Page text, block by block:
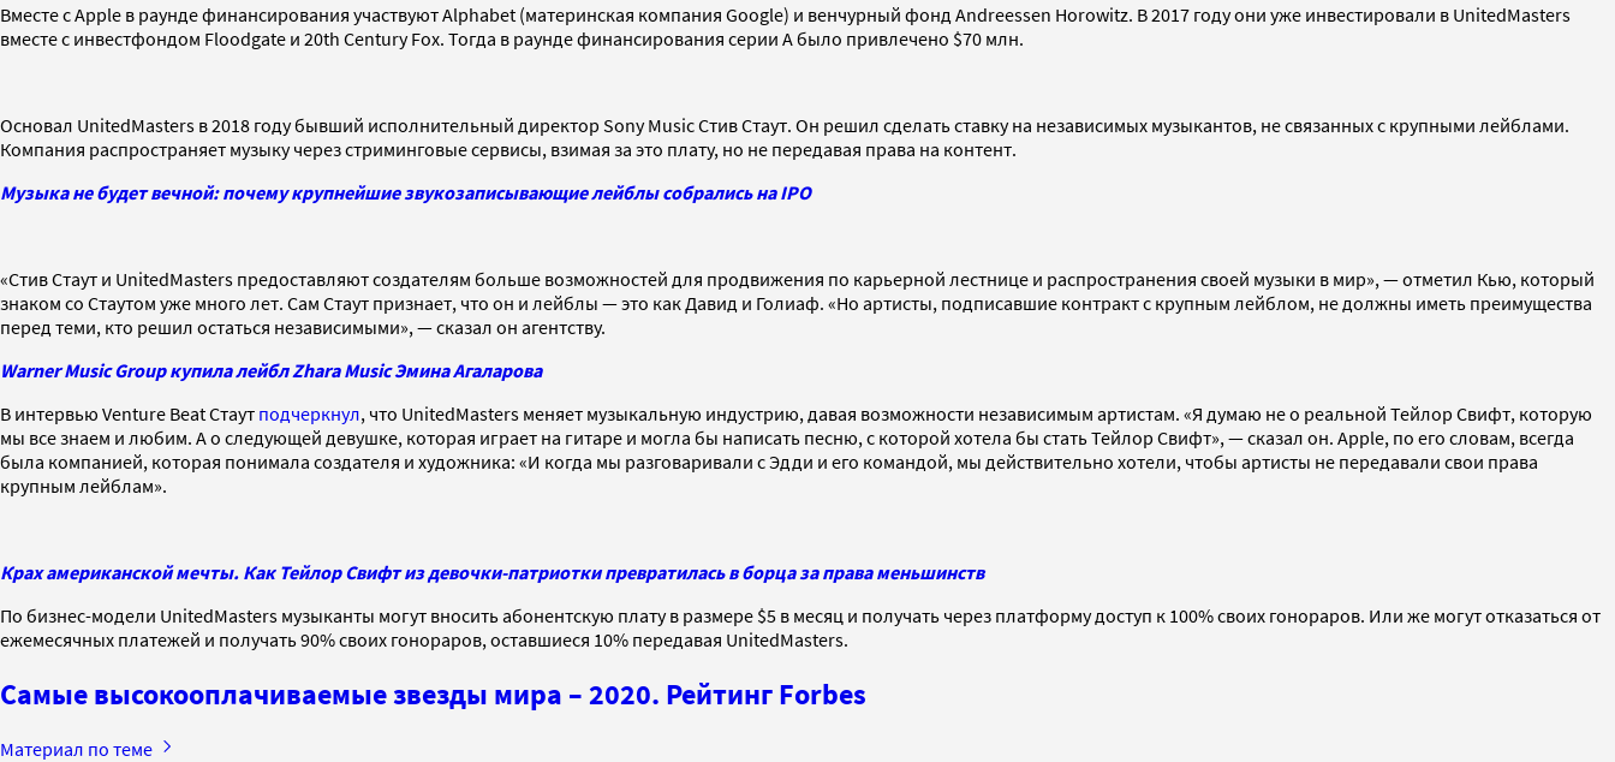
Вместе с Apple в раунде финансирования участвуют Alphabet (материнская компания Google) и венчурный фонд Andreessen Horowitz. В 2017 году они уже инвестировали в UnitedMasters
вместе с инвестфондом Floodgate и 20th Century Fox. Тогда в раунде финансирования серии А было привлечено $70 млн.
Основал UnitedMasters в 2018 году бывший исполнительный директор Sony Music Стив Стаут. Он решил сделать ставку на независимых музыкантов, не связанных с крупными лейблами.
Компания распространяет музыку через стриминговые сервисы, взимая за это плату, но не передавая права на контент.
Музыка не будет вечной: почему крупнейшие звукозаписывающие лейблы собрались на IPO
«Стив Стаут и UnitedMasters предоставляют создателям больше возможностей для продвижения по карьерной лестнице и распространения своей музыки в мир», — отметил Кью, который
знаком со Стаутом уже много лет. Сам Стаут признает, что он и лейблы — это как Давид и Голиаф. «Но артисты, подписавшие контракт с крупным лейблом, не должны иметь преимущества
перед теми, кто решил остаться независимыми», — сказал он агентству.
Warner Music Group купила лейбл Zhara Music Эмина Агаларова
В интервью Venture Beat Стаут подчеркнул, что UnitedMasters меняет музыкальную индустрию, давая возможности независимым артистам. «Я думаю не о реальной Тейлор Свифт, которую
мы все знаем и любим. А о следующей девушке, которая играет на гитаре и могла бы написать песню, с которой хотела бы стать Тейлор Свифт», — сказал он. Apple, по его словам, всегда
была компанией, которая понимала создателя и художника: «И когда мы разговаривали с Эдди и его командой, мы действительно хотели, чтобы артисты не передавали свои права
крупным лейблам».
Крах американской мечты. Как Тейлор Свифт из девочки-патриотки превратилась в борца за права меньшинств
По бизнес-модели UnitedMasters музыканты могут вносить абонентскую плату в размере $5 в месяц и получать через платформу доступ к 100% своих гонораров. Или же могут отказаться от
ежемесячных платежей и получать 90% своих гонораров, оставшиеся 10% передавая UnitedMasters.
Самые высокооплачиваемые звезды мира – 2020. Рейтинг Forbes
Материал по теме